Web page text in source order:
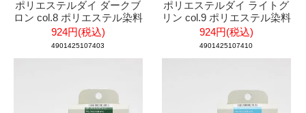
ポリエステルダイ ダークブ
ロン col.8 ポリエステル染料
924円(税込)
4901425107403
ポリエステルダイ ライトグ
リン col.9 ポリエステル染料
924円(税込)
4901425107410